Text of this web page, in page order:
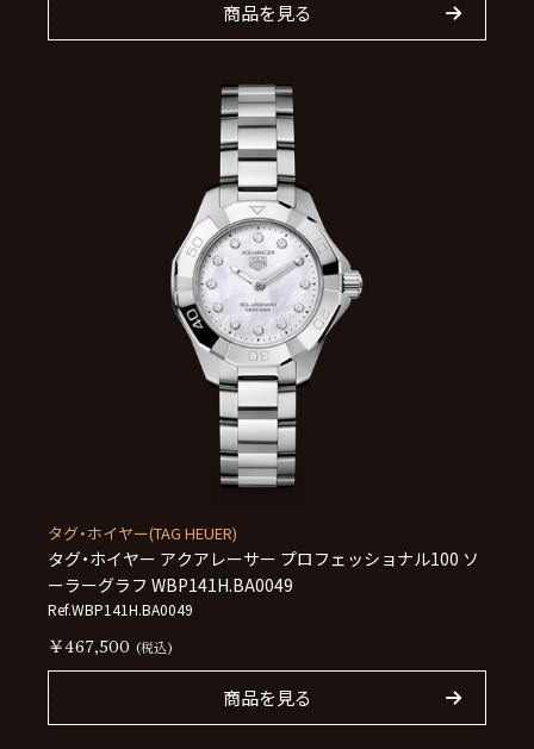
商品を見る
タグ・ホイヤー(TAG HEUER)
タグ・ホイヤー アクアレーサー プロフェッショナル100 ソ
ーラーグラフ WBP141H.BA0049
Ref.WBP141H.BA0049
￥467,500 (税込)
商品を見る